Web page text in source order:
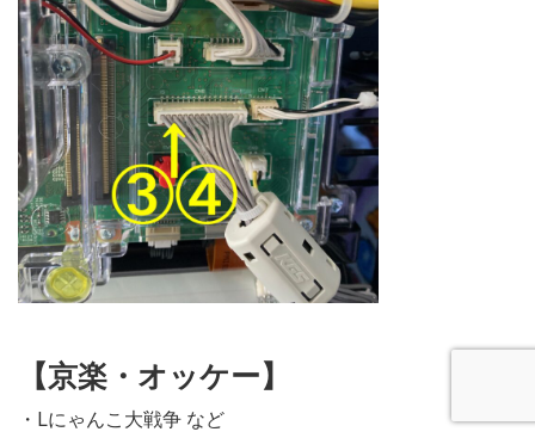
【京楽・オッケー】
・Lにゃんこ大戦争 など